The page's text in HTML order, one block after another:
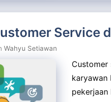
Service
Wahyu Setiawan
Customer
karyawan